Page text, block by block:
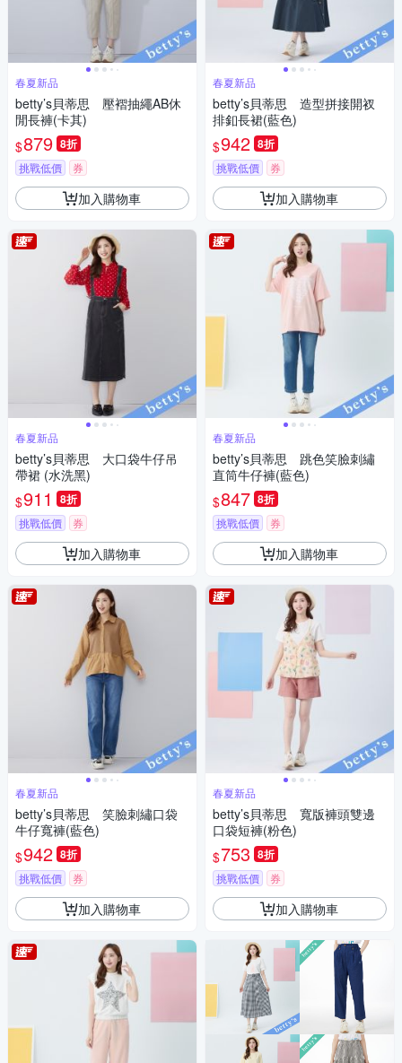
春夏新品
betty’s貝蒂思 壓褶抽繩AB休
閒長褲(卡其)
$879 8折
挑戰低價 券
加入購物車
春夏新品
betty’s貝蒂思 大口袋牛仔吊
帶裙 (水洗黑)
$911 8折
挑戰低價 券
加入購物車
春夏新品
betty’s貝蒂思 笑臉刺繡口袋
牛仔寬褲(藍色)
$942 8折
挑戰低價 券
加入購物車
春夏新品
betty’s貝蒂思 造型拼接開衩
排釦長裙(藍色)
$942 8折
挑戰低價 券
加入購物車
春夏新品
betty’s貝蒂思 跳色笑臉刺繡
直筒牛仔褲(藍色)
$847 8折
挑戰低價 券
加入購物車
春夏新品
betty’s貝蒂思 寬版褲頭雙邊
口袋短褲(粉色)
$753 8折
挑戰低價 券
加入購物車